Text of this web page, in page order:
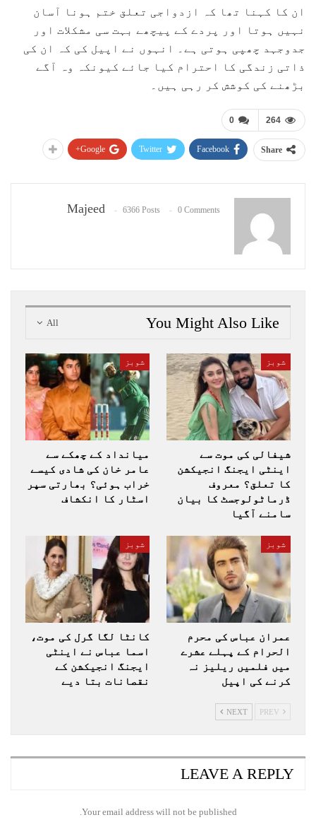
ان کا کہنا تھا کہ ازدواجی تعلق ختم ہونا آسان
نہیں ہوتا اور پردے کے پیچھے بہت سی مشکلات اور
جدوجہد چھپی ہوتی ہے۔ انہوں نے اپیل کی کہ ان کی
ذاتی زندگی کا احترام کیا جائے کیونکہ وہ آگے
بڑھنے کی کوشش کر رہی ہیں۔
0 264
Share
Facebook
Twitter
Google+
Majeed 6366 Posts 0 Comments
All You Might Also Like
شوبز
شیفالی کی موت سے
اینٹی ایجنگ انجیکشن
کا تعلق؟ معروف
ڈرماٹولوجسٹ کا بیان
سامنے آگیا
شوبز
میانداد کے چھکے سے
عامر خان کی شادی کیسے
خراب ہوئی؟ بھارتی سپر
اسٹار کا انکشاف
شوبز
عمران عباس کی محرم
الحرام کے پہلے عشرے
میں فلمیں ریلیز نہ
کرنے کی اپیل
شوبز
کانٹا لگا گرل کی موت،
اسما عباس نے اینٹی
ایجنگ انجیکشن کے
نقصانات بتا دیے
NEXT
LEAVE A REPLY
Your email address will not be published.